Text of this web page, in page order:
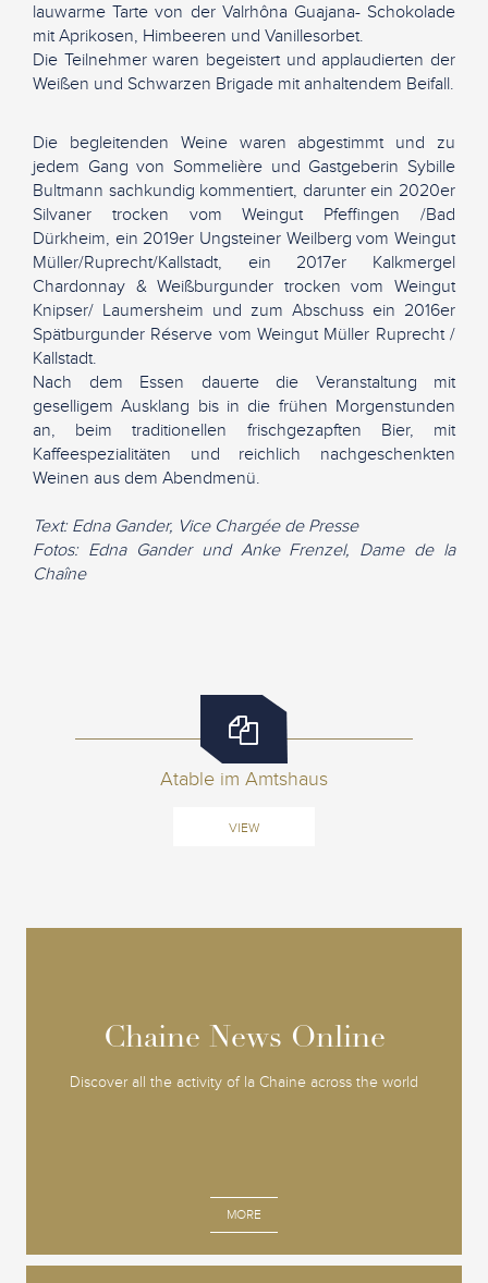
lauwarme Tarte von der Valrhôna Guajana- Schokolade
mit Aprikosen, Himbeeren und Vanillesorbet.
Die Teilnehmer waren begeistert und applaudierten der
Weißen und Schwarzen Brigade mit anhaltendem Beifall.
Die begleitenden Weine waren abgestimmt und zu
jedem Gang von Sommelière und Gastgeberin Sybille
Bultmann sachkundig kommentiert, darunter ein 2020er
Silvaner trocken vom Weingut Pfeffingen /Bad
Dürkheim, ein 2019er Ungsteiner Weilberg vom Weingut
Müller/Ruprecht/Kallstadt, ein 2017er Kalkmergel
Chardonnay & Weißburgunder trocken vom Weingut
Knipser/ Laumersheim und zum Abschuss ein 2016er
Spätburgunder Réserve vom Weingut Müller Ruprecht /
Kallstadt.
Nach dem Essen dauerte die Veranstaltung mit
geselligem Ausklang bis in die frühen Morgenstunden
an, beim traditionellen frischgezapften Bier, mit
Kaffeespezialitäten und reichlich nachgeschenkten
Weinen aus dem Abendmenü.
Text: Edna Gander, Vice Chargée de Presse
Fotos: Edna Gander und Anke Frenzel, Dame de la
Chaîne
Atable im Amtshaus
VIEW
Chaine News Online
Discover all the activity of la Chaine across the world
MORE
Chaine News Online